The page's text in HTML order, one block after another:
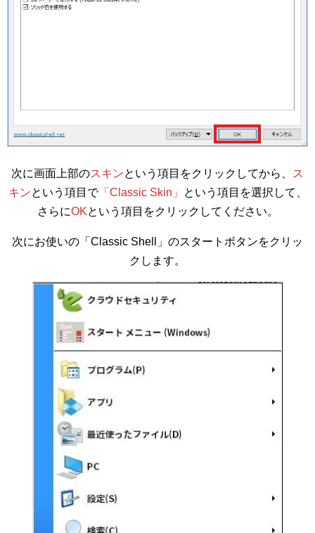
次に画面上部のスキンという項目をクリックしてから、
ス
キンという項目で「Classic Skin」
という項目を選択して、
さらにOKという項目をクリックしてください。
次にお使いの「Classic Shell」のスタートボタンをクリッ
クします。